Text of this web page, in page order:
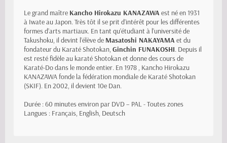
Le grand maître Kancho Hirokazu KANAZAWA est né en 1931
à Iwate au Japon. Très tôt il se prit d’intérêt pour les différentes
formes d’arts martiaux. En tant qu’étudiant à l’université de
Takushoku, il devint l’élève de Masatoshi NAKAYAMA et du
fondateur du Karaté Shotokan, Ginchin FUNAKOSHI. Depuis il
est resté fidèle au karaté Shotokan et donne des cours de
Karaté-Do dans le monde entier. En 1978 , Kancho Hirokazu
KANAZAWA fonde la fédération mondiale de Karaté Shotokan
(SKIF). En 2002, il devient 10e Dan.
Durée : 60 minutes environ par DVD – PAL - Toutes zones
Langues : Français, English, Deutsch